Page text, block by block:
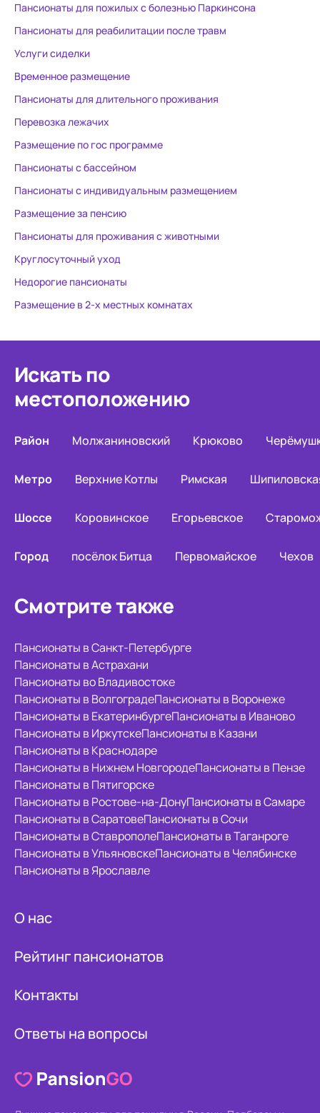
Пансионаты для пожилых с болезнью Паркинсона
Пансионаты для реабилитации после травм
Услуги сиделки
Временное размещение
Пансионаты для длительного проживания
Перевозка лежачих
Размещение по гос программе
Пансионаты с бассейном
Пансионаты с индивидуальным размещением
Размещение за пенсию
Пансионаты для проживания с животными
Круглосуточный уход
Недорогие пансионаты
Размещение в 2-х местных комнатах
Искать по
местоположению
Район Молжаниновский Крюково
Метро Верхние Котлы Римская
Шоссе Коровинское Егорьевское
Город посёлок Битца Первомайское Чехов
Смотрите также
Пансионаты в Санкт-Петербурге
Пансионаты в Астрахани
Пансионаты во Владивостоке
Пансионаты в ВолгоградеПансионаты в Воронеже
Пансионаты в ЕкатеринбургеПансионаты в Иваново
Пансионаты в ИркутскеПансионаты в Казани
Пансионаты в Краснодаре
Пансионаты в Нижнем НовгородеПансионаты в Пензе
Пансионаты в Пятигорске
Пансионаты в Ростове-на-ДонуПансионаты в Самаре
Пансионаты в СаратовеПансионаты в Сочи
Пансионаты в СтаврополеПансионаты в Таганроге
Пансионаты в УльяновскеПансионаты в Челябинске
Пансионаты в Ярославле
О нас
Рейтинг пансионатов
Контакты
Ответы на вопросы